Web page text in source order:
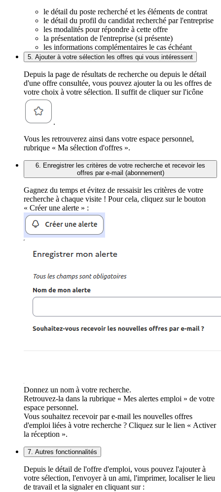
le détail du poste recherché et les éléments de contrat
le détail du profil du candidat recherché par l'entreprise
les modalités pour répondre à cette offre
la présentation de l'entreprise (si présente)
les informations complémentaires le cas échéant
5. Ajouter à votre sélection les offres qui vous intéressent
Depuis la page de résultats de recherche ou depuis le détail
d'une offre consultée, vous pouvez ajouter la ou les offres de
votre choix à votre sélection. Il suffit de cliquer sur l'icône
.
Vous les retrouverez ainsi dans votre espace personnel,
rubrique « Ma sélection d'offres ».
6. Enregistrer les critères de votre recherche et recevoir les
offres par e-mail (abonnement)
Gagnez du temps et évitez de ressaisir les critères de votre
recherche à chaque visite ! Pour cela, cliquez sur le bouton
« Créer une alerte » :
Donnez un nom à votre recherche.
Retrouvez-la dans la rubrique « Mes alertes emploi » de votre
espace personnel.
Vous souhaitez recevoir par e-mail les nouvelles offres
d'emploi liées à votre recherche ? Cliquez sur le lien « Activer
la réception ».
7. Autres fonctionnalités
Depuis le détail de l'offre d'emploi, vous pouvez l'ajouter à
votre sélection, l'envoyer à un ami, l'imprimer, localiser le lieu
de travail et la signaler en cliquant sur :